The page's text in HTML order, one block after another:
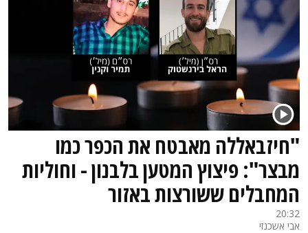
"חיזבאללה מאבטח את הכפר כמו
מבצר": פיצוץ המטען בלבנון - וחוליות
המחבלים ששורצות באזור
20:32
אבי אשכנזי